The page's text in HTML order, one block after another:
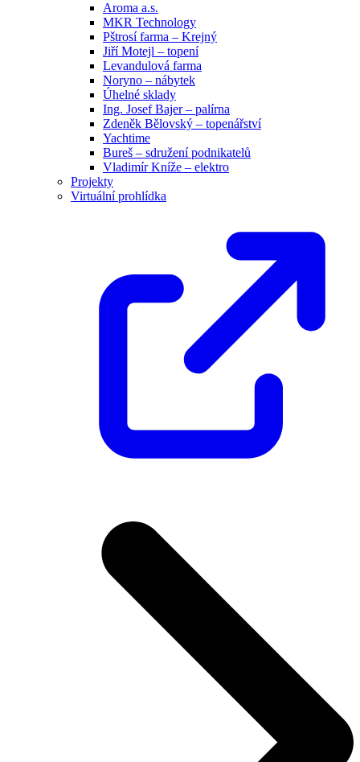
Aroma a.s.
MKR Technology
Pštrosí farma – Krejný
Jiří Motejl – topení
Levandulová farma
Noryno – nábytek
Úhelné sklady
Ing. Josef Bajer – palírna
Zdeněk Bělovský – topenářství
Yachtime
Bureš – sdružení podnikatelů
Vladimír Kníže – elektro
Projekty
Virtuální prohlídka